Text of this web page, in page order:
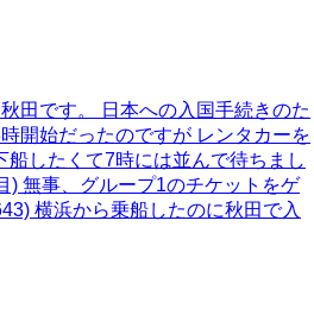
田です。 日本への入国手続きのた
開始だったのですが レンタカーを
したくて7時には並んで待ちまし
) 無事、グループ1のチケットをゲ
横浜から乗船したのに秋田で入